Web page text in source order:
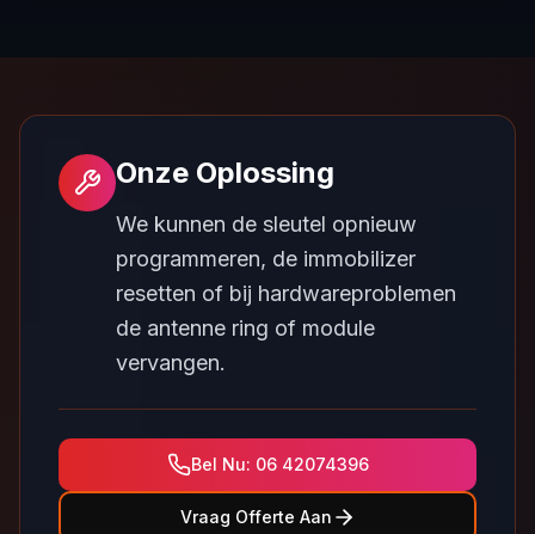
Onze Oplossing
We kunnen de sleutel opnieuw
programmeren, de immobilizer
resetten of bij hardwareproblemen
de antenne ring of module
vervangen.
Bel Nu: 06 42074396
Vraag Offerte Aan